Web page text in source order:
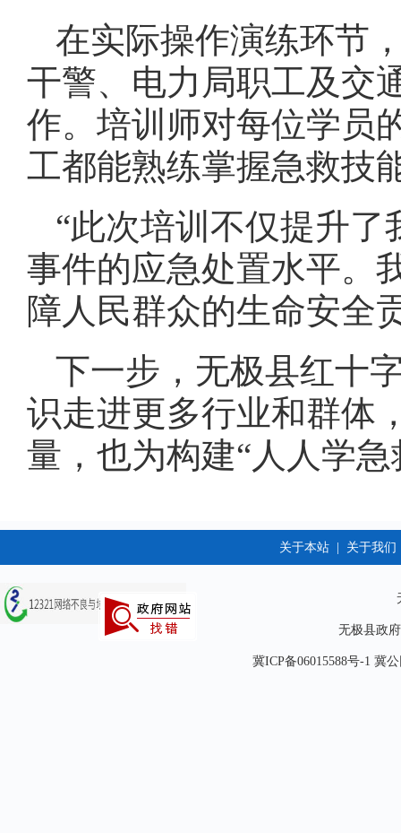
在实际操作演练环节
干警、电力局职工及交
作。培训师对每位学员
工都能熟练掌握急救技
“此次培训不仅提升
事件的应急处置水平。
障人民群众的生命安全
下一步，无极县红十
识走进更多行业和群体
量，也为构建“人人学